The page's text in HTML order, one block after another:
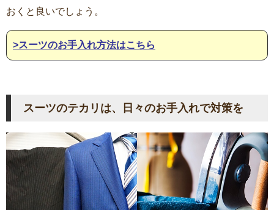
おくと良いでしょう。
>スーツのお手入れ方法はこちら
スーツのテカリは、日々のお手入れで対策を